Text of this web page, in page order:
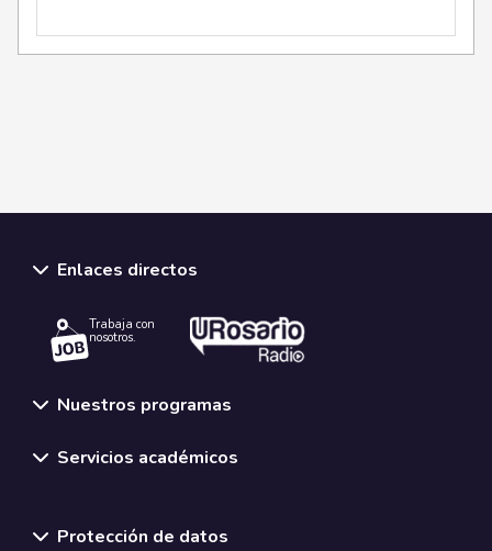
Enlaces directos
Trabaja con
nosotros.
Nuestros programas
Servicios académicos
Protección de datos